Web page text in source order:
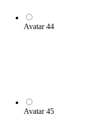
Avatar 44
Avatar 45